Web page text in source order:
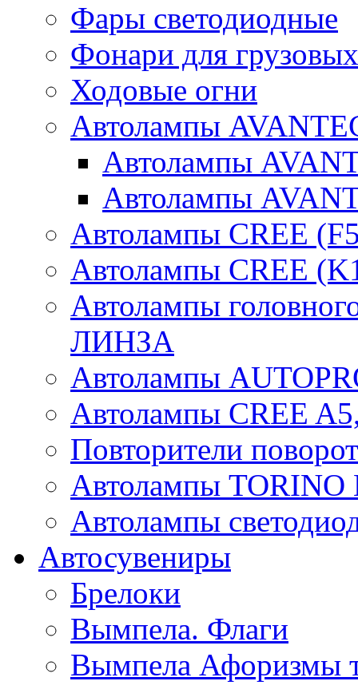
Фары светодиодные
Фонари для
Ходовые огни
Автолампы
Автолампы
Автолампы
Автолампы CREE
Автолампы CREE
Автолампы
ЛИНЗА
Автолампы
Автолампы CREE
Повторители
Автолампы
Автолампы
Автосувениры
Брелоки
Вымпела. Флаги
Вымпела Афоризмы